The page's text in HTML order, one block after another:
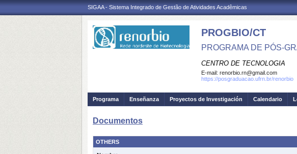
SIGAA - Sistema Integrado de Gestão de Atividades Acadêmicas
PROGBIO/CT
PROGRAMA DE PÓS-
CENTRO DE TECNOLOGIA
E-mail: renorbio.rn@gmail.com
https://posgraduacao.ufrn.br/renorbio
Programa Enseñanza Proyectos de Investigación Calendario
Documentos
OTHERS